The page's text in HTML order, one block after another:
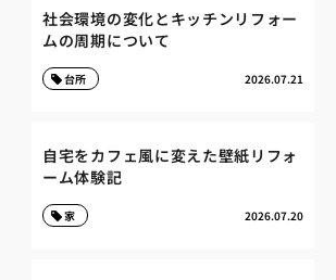
社会環境の変化とキッチンリフォー
ムの周期について
2026.07.21
台所
自宅をカフェ風に変えた壁紙リフォ
ーム体験記
2026.07.20
家